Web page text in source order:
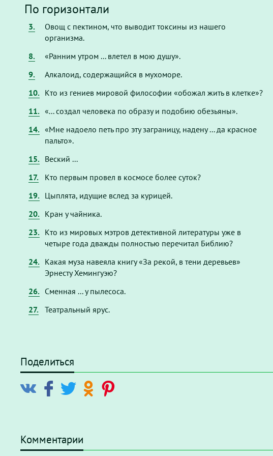
По горизонтали
3.
Овощ с пектином, что выводит токсины из нашего
организма.
8.
«Ранним утром ... влетел в мою душу».
9.
Алкалоид, содержащийся в мухоморе.
10. Кто из гениев мировой философии «обожал жить в клетке»?
11. «... создал человека по образу и подобию обезьяны».
14. «Мне надоело петь про эту заграницу, надену ... да красное
пальто».
15. Веский ...
17.
Кто первым провел в космосе более суток?
19. Цыплята, идущие вслед за курицей.
20. Кран у чайника.
23. Кто из мировых мэтров детективной литературы уже в
четыре года дважды полностью перечитал Библию?
24. Какая муза навеяла книгу «За рекой, в тени деревьев»
Эрнесту Хемингуэю?
26. Сменная ... у пылесоса.
27. Театральный ярус.
Поделиться
Комментарии